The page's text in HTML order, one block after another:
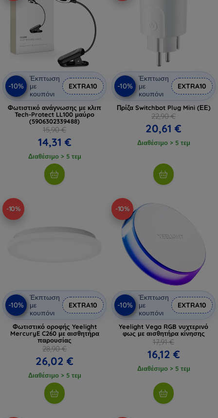
-10%
Έκπτωση
με
κουπόνι
EXTRA10
Φωτιστικό ανάγνωσης με κλιπ
Tech-Protect LL100 μαύρο
(5906302339488)
15,90 €
14,31 €
Διαθέσιμο > 5 τεμ
-10%
Έκπτωση
με
κουπόνι
EXTRA10
Πρίζα Switchbot Plug Mini (ΕΕ)
22,90 €
20,61 €
Διαθέσιμο > 5 τεμ
-10%
-10%
Έκπτωση
με
κουπόνι
EXTRA10
Φωτιστικό οροφής Yeelight
MercuryE C260 με αισθητήρα
παρουσίας
28,90 €
26,02 €
Διαθέσιμο > 5 τεμ
-10%
-10%
Έκπτωση
με
κουπόνι
EXTRA10
Yeelight Vega RGB νυχτερινό
φως με αισθητήρα κίνησης
17,91 €
16,12 €
Διαθέσιμο > 5 τεμ